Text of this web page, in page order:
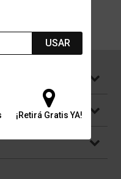
USAR
¡Retirá Gratis YA!
inicio